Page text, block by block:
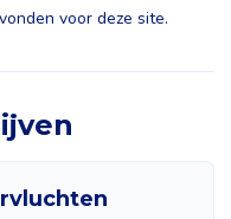
voor deze site.